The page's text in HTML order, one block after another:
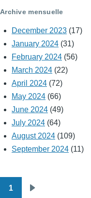
Archive mensuelle
December 2023 (17)
January 2024 (31)
February 2024 (56)
March 2024 (22)
April 2024 (72)
May 2024 (66)
June 2024 (49)
July 2024 (64)
August 2024 (109)
September 2024 (11)
Pagination
1